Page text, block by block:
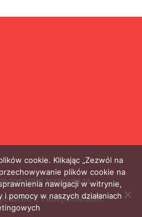
материала
с гиперссылкой.
cookie. Klikając „Zezwól na
plików cookie na
nawigacji w witrynie,
pomocy w naszych działaniach